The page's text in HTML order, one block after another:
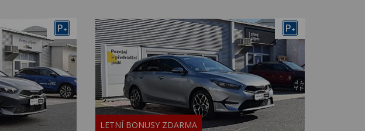
P+ P+
LETNÍ BONUSY ZDARMA